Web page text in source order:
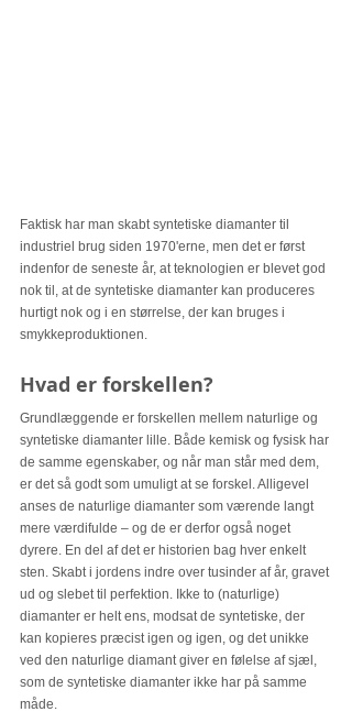
Faktisk har man skabt syntetiske diamanter til
industriel brug siden 1970'erne, men det er først
indenfor de seneste år, at teknologien er blevet god
nok til, at de syntetiske diamanter kan produceres
hurtigt nok og i en størrelse, der kan bruges i
smykkeproduktionen.
Hvad er forskellen?
Grundlæggende er forskellen mellem naturlige og
syntetiske diamanter lille. Både kemisk og fysisk har
de samme egenskaber, og når man står med dem,
er det så godt som umuligt at se forskel. Alligevel
anses de naturlige diamanter som værende langt
mere værdifulde – og de er derfor også noget
dyrere. En del af det er historien bag hver enkelt
sten. Skabt i jordens indre over tusinder af år, gravet
ud og slebet til perfektion. Ikke to (naturlige)
diamanter er helt ens, modsat de syntetiske, der
kan kopieres præcist igen og igen, og det unikke
ved den naturlige diamant giver en følelse af sjæl,
som de syntetiske diamanter ikke har på samme
måde.